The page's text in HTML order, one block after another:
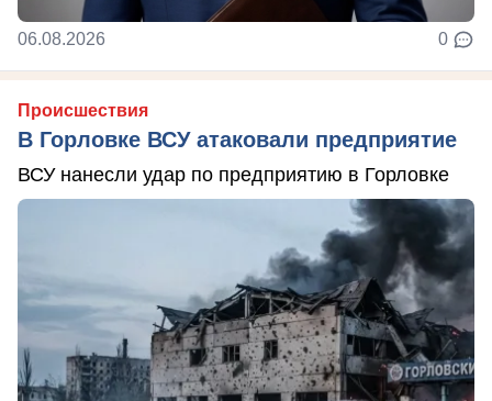
06.08.2026 0
Происшествия
В Горловке ВСУ атаковали предприятие
ВСУ нанесли удар по предприятию в Горловке